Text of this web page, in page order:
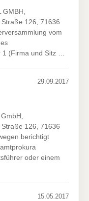
GMBH,
126, 71636
vom
1 (Firma und Sitz …
29.09.2017
126, 71636
berichtigt
oder einem
15.05.2017